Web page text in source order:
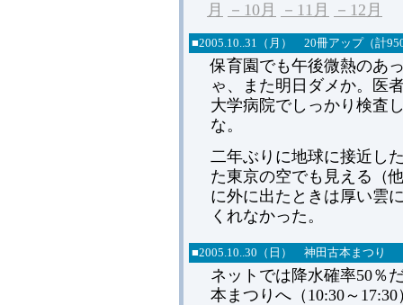
月
－10月 －11月 －12月
■2005.10..31（月） 20冊アップ（計
保育園でも午後微熱のあ
ゃ、また明日ダメか。医
大学病院でしっかり検査
な。
二年ぶりに地球に接近し
た東京の空でも見える（
に外に出たときは厚い雲
くれなかった。
■2005.10..30（日） 神田古本まつり
ネットでは降水確率50％
本まつりへ（10:30～